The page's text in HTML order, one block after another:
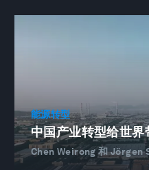
能源转型
中国产业转型给世
Chen Weirong 和 Jörgen